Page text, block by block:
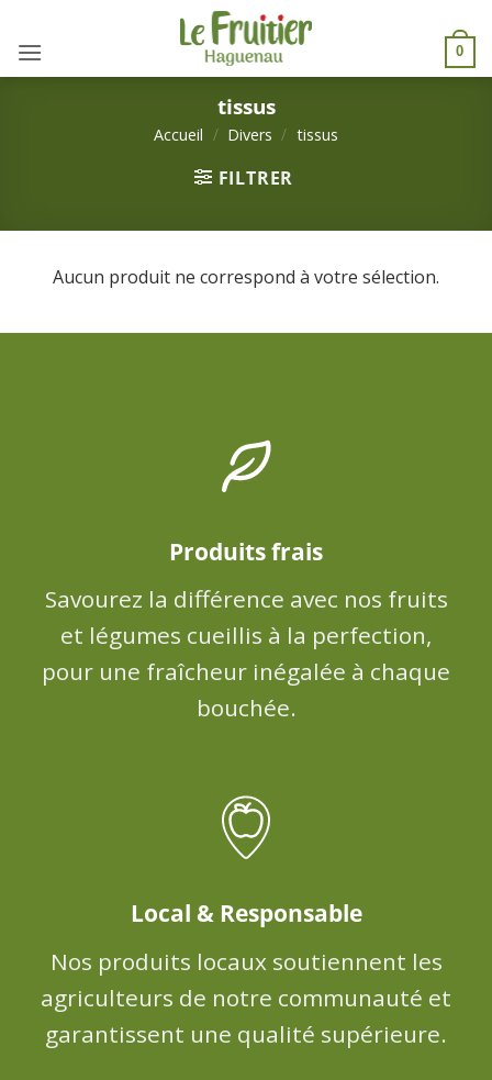
au
contenu
0
tissus
Accueil / Divers / tissus
FILTRER
Aucun produit ne correspond à votre sélection.
Produits frais
Savourez la différence avec nos fruits
et légumes cueillis à la perfection,
pour une fraîcheur inégalée à chaque
bouchée.
Local & Responsable
Nos produits locaux soutiennent les
agriculteurs de notre communauté et
garantissent une qualité supérieure.